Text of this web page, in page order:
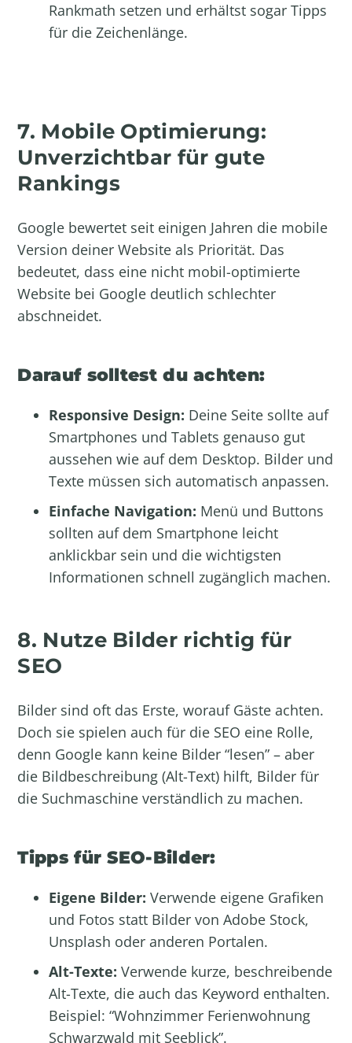
Rankmath setzen und erhältst sogar Tipps
für die Zeichenlänge.
7. Mobile Optimierung:
Unverzichtbar für gute
Rankings
Google bewertet seit einigen Jahren die mobile
Version deiner Website als Priorität. Das
bedeutet, dass eine nicht mobil-optimierte
Website bei Google deutlich schlechter
abschneidet.
Darauf solltest du achten:
Responsive Design: Deine Seite sollte auf
Smartphones und Tablets genauso gut
aussehen wie auf dem Desktop. Bilder und
Texte müssen sich automatisch anpassen.
Einfache Navigation: Menü und Buttons
sollten auf dem Smartphone leicht
anklickbar sein und die wichtigsten
Informationen schnell zugänglich machen.
8. Nutze Bilder richtig für
SEO
Bilder sind oft das Erste, worauf Gäste achten.
Doch sie spielen auch für die SEO eine Rolle,
denn Google kann keine Bilder “lesen” – aber
die Bildbeschreibung (Alt-Text) hilft, Bilder für
die Suchmaschine verständlich zu machen.
Tipps für SEO-Bilder:
Eigene Bilder:Verwende eigene Grafiken
und Fotos statt Bilder von Adobe Stock,
Unsplash oder anderen Portalen.
Alt-Texte: Verwende kurze, beschreibende
Alt-Texte, die auch das Keyword enthalten.
Beispiel: “Wohnzimmer Ferienwohnung
Schwarzwald mit Seeblick”.